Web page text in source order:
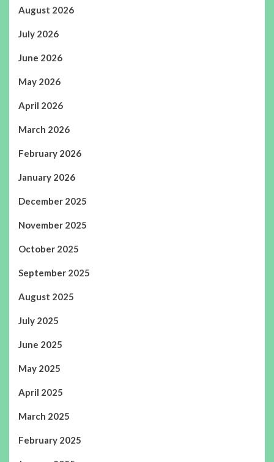
August 2026
July 2026
June 2026
May 2026
April 2026
March 2026
February 2026
January 2026
December 2025
November 2025
October 2025
September 2025
August 2025
July 2025
June 2025
May 2025
April 2025
March 2025
February 2025